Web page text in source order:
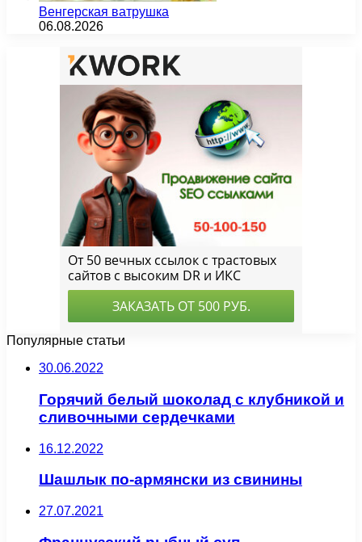
Венгерская ватрушка
06.08.2026
Популярные статьи
30.06.2022
Горячий белый шоколад с клубникой и
сливочными сердечками
16.12.2022
Шашлык по-армянски из свинины
27.07.2021